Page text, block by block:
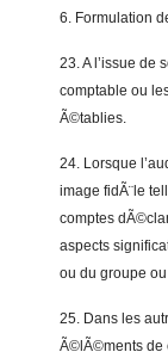
6. Formulation
23. A l’issue de
comptable ou
Ã©tablies.
24. Lorsque
image fidÃ¨le
comptes
aspects
ou du groupe
25. Dans les
Ã©lÃ©ments de